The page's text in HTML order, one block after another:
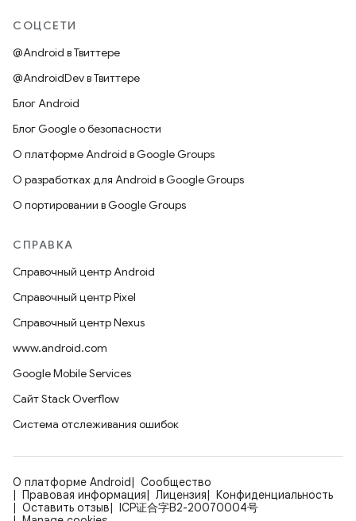
СОЦСЕТИ
@Android в Твиттере
@AndroidDev в Твиттере
Блог Android
Блог Google о безопасности
О платформе Android в Google Groups
О разработках для Android в Google Groups
О портировании в Google Groups
СПРАВКА
Справочный центр Android
Справочный центр Pixel
Справочный центр Nexus
www.android.com
Google Mobile Services
Сайт Stack Overflow
Система отслеживания ошибок
О платформе Android
Сообщество
Правовая информация
Лицензия
Конфиденциальность
Оставить отзыв
ICP证合字B2-20070004号